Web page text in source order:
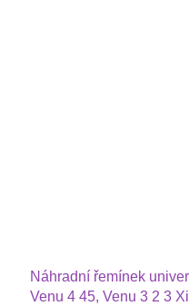
Náhradní řemínek
Venu 4 45, Venu 3 2 3